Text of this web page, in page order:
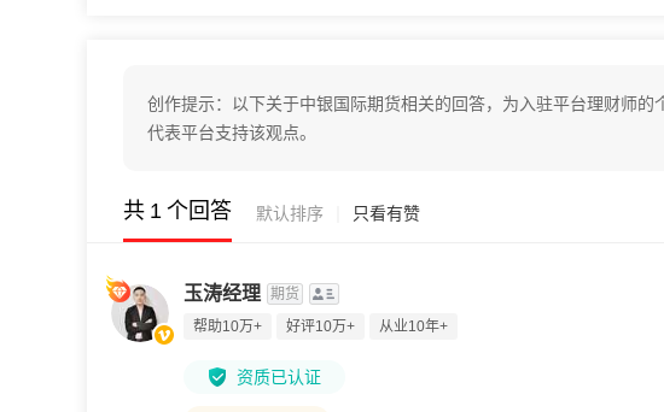
创作提示：以下关于中银国际期货相关的回答，为入驻平台理财师
代表平台支持该观点。
共 1 个回答 默认排序 只看有赞
玉涛经理 期货
帮助10万+
好评10万+ 从业10年+
资质已认证